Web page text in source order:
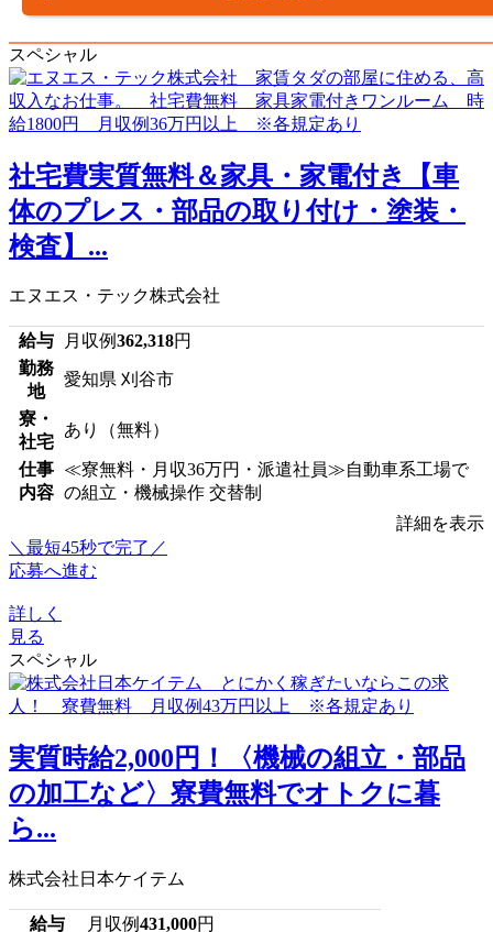
スペシャル
社宅費実質無料＆家具・家電付き【車
体のプレス・部品の取り付け・塗装・
検査】...
エヌエス・テック株式会社
給与 月収例362,318円
勤務
地
愛知県 刈谷市
寮・
社宅
あり（無料）
仕事
内容
≪寮無料・月収36万円・派遣社員≫自動車系工場で
の組立・機械操作 交替制
詳細を表示
＼最短45秒で完了／
応募へ進む
詳しく
見る
スペシャル
実質時給2,000円！〈機械の組立・部品
の加工など〉寮費無料でオトクに暮
ら...
株式会社日本ケイテム
給与 月収例431,000円